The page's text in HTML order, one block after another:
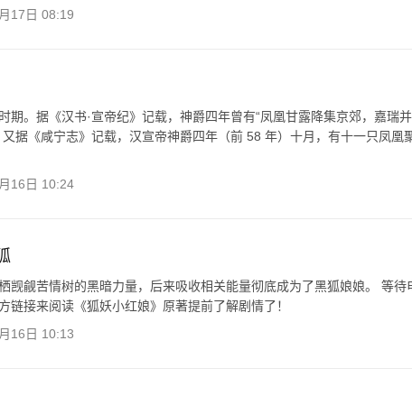
17日 08:19
期。据《汉书·宣帝纪》记载，神爵四年曾有“凤凰甘露降集京郊，嘉瑞并
又据《咸宁志》记载，汉宣帝神爵四年（前 58 年）十月，有十一只凤凰
16日 10:24
觊觎苦情树的黑暗力量，后来吸收相关能量彻底成为了黑狐娘娘。 等待
链接来阅读《狐妖小红娘》原著提前了解剧情了！
16日 10:13